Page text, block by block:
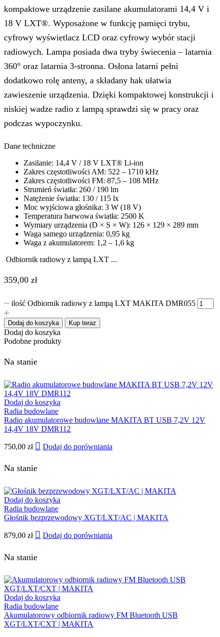
kompaktowe urządzenie zasilane akumulatorami 14,4 V i
18 V LXT®. Wyposażone w funkcję pamięci trybu,
cyfrowy wyświetlacz LCD oraz cyfrowy wybór stacji
radiowych. Lampa posiada dwa tryby świecenia – latarnia
360° oraz latarnia 3-stronna. Osłona latarni pełni
dodatkowo rolę anteny, a składany hak ułatwia
zawieszenie urządzenia. Dzięki kompaktowej konstrukcji i
niskiej wadze radio z lampą sprawdzi się w pracy oraz
podczas wypoczynku.
Dane techniczne
Zasilanie: 14,4 V / 18 V LXT® Li-ion
Zakres częstotliwości AM: 522 – 1710 kHz
Zakres częstotliwości FM: 87,5 – 108 MHz
Strumień światła: 260 / 190 lm
Natężenie światła: 130 / 115 lx
Moc wyjściowa głośnika: 3 W (18 V)
Temperatura barwowa światła: 2500 K
Wymiary urządzenia (D × S × W): 126 × 129 × 289 mm
Waga samego urządzenia: 0,95 kg
Waga z akumulatorem: 1,2 – 1,6 kg
Odbiornik radiowy z lampą LXT ...
359,00 zł
ilość Odbiornik radiowy z lampą LXT MAKITA DMR055
Dodaj do koszyka Kup teraz
Dodaj do koszyka
Podobne produkty
Na stanie
Dodaj do koszyka
Radia budowlane
Radio akumulatorowe budowlane MAKITA BT USB 7,2V 12V
14,4V 18V DMR112
750,00 zł Dodaj do porówniania
Na stanie
Dodaj do koszyka
Radia budowlane
Głośnik bezprzewodowy XGT/LXT/AC | MAKITA
879,00 zł Dodaj do porówniania
Na stanie
Dodaj do koszyka
Radia budowlane
Akumulatorowy odbiornik radiowy FM Bluetooth USB
XGT/LXT/CXT | MAKITA